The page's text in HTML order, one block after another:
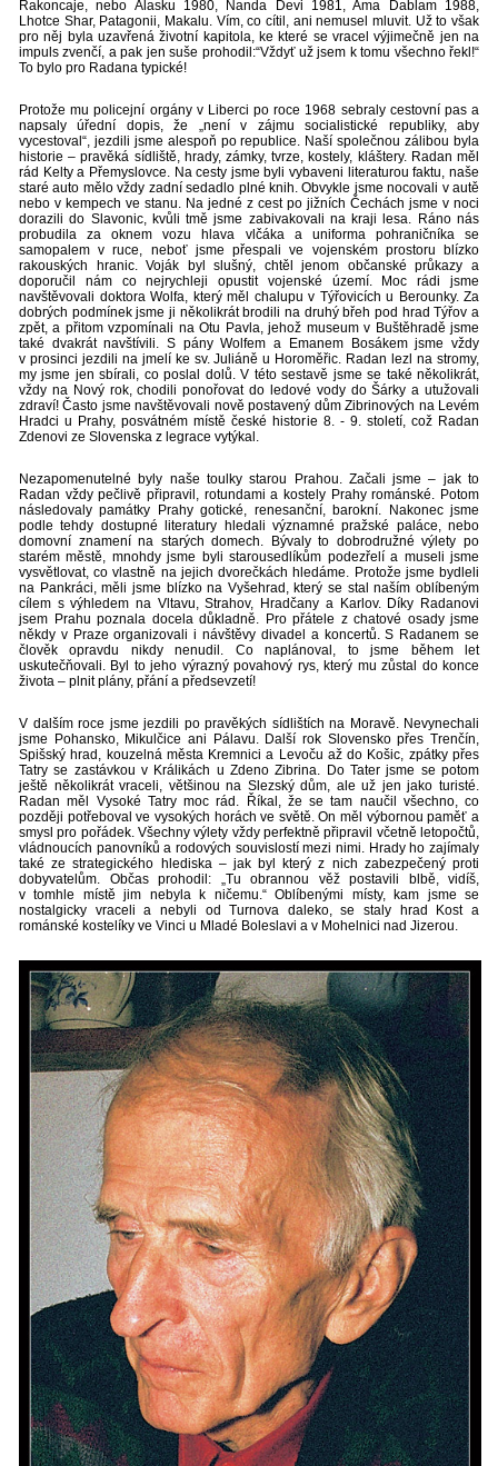
Rakoncaje, nebo Alasku 1980, Nanda Devi 1981, Ama Dablam 1988,
Lhotce Shar, Patagonii, Makalu. Vím, co cítil, ani nemusel mluvit. Už to však
pro něj byla uzavřená životní kapitola, ke které se vracel výjimečně jen na
impuls zvenčí, a pak jen suše prohodil:“Vždyť už jsem k tomu všechno řekl!“
To bylo pro Radana typické!
Protože mu policejní orgány v Liberci po roce 1968 sebraly cestovní pas a
napsaly úřední dopis, že „není v zájmu socialistické republiky, aby
vycestoval“, jezdili jsme alespoň po republice. Naší společnou zálibou byla
historie – pravěká sídliště, hrady, zámky, tvrze, kostely, kláštery. Radan měl
rád Kelty a Přemyslovce. Na cesty jsme byli vybaveni literaturou faktu, naše
staré auto mělo vždy zadní sedadlo plné knih. Obvykle jsme nocovali v autě
nebo v kempech ve stanu. Na jedné z cest po jižních Čechách jsme v noci
dorazili do Slavonic, kvůli tmě jsme zabivakovali na kraji lesa. Ráno nás
probudila za oknem vozu hlava vlčáka a uniforma pohraničníka se
samopalem v ruce, neboť jsme přespali ve vojenském prostoru blízko
rakouských hranic. Voják byl slušný, chtěl jenom občanské průkazy a
doporučil nám co nejrychleji opustit vojenské území. Moc rádi jsme
navštěvovali doktora Wolfa, který měl chalupu v Týřovicích u Berounky. Za
dobrých podmínek jsme ji několikrát brodili na druhý břeh pod hrad Týřov a
zpět, a přitom vzpomínali na Otu Pavla, jehož museum v Buštěhradě jsme
také dvakrát navštívili. S pány Wolfem a Emanem Bosákem jsme vždy
v prosinci jezdili na jmelí ke sv. Juliáně u Horoměřic. Radan lezl na stromy,
my jsme jen sbírali, co poslal dolů. V této sestavě jsme se také několikrát,
vždy na Nový rok, chodili ponořovat do ledové vody do Šárky a utužovali
zdraví! Často jsme navštěvovali nově postavený dům Zibrinových na Levém
Hradci u Prahy, posvátném místě české historie 8. - 9. století, což Radan
Zdenovi ze Slovenska z legrace vytýkal.
Nezapomenutelné byly naše toulky starou Prahou. Začali jsme – jak to
Radan vždy pečlivě připravil, rotundami a kostely Prahy románské. Potom
následovaly památky Prahy gotické, renesanční, barokní. Nakonec jsme
podle tehdy dostupné literatury hledali významné pražské paláce, nebo
domovní znamení na starých domech. Bývaly to dobrodružné výlety po
starém městě, mnohdy jsme byli starousedlíkům podezřelí a museli jsme
vysvětlovat, co vlastně na jejich dvorečkách hledáme. Protože jsme bydleli
na Pankráci, měli jsme blízko na Vyšehrad, který se stal naším oblíbeným
cílem s výhledem na Vltavu, Strahov, Hradčany a Karlov. Díky Radanovi
jsem Prahu poznala docela důkladně. Pro přátele z chatové osady jsme
někdy v Praze organizovali i návštěvy divadel a koncertů. S Radanem se
člověk opravdu nikdy nenudil. Co naplánoval, to jsme během let
uskutečňovali. Byl to jeho výrazný povahový rys, který mu zůstal do konce
života – plnit plány, přání a předsevzetí!
V dalším roce jsme jezdili po pravěkých sídlištích na Moravě. Nevynechali
jsme Pohansko, Mikulčice ani Pálavu. Další rok Slovensko přes Trenčín,
Spišský hrad, kouzelná města Kremnici a Levoču až do Košic, zpátky přes
Tatry se zastávkou v Králikách u Zdeno Zibrina. Do Tater jsme se potom
ještě několikrát vraceli, většinou na Slezský dům, ale už jen jako turisté.
Radan měl Vysoké Tatry moc rád. Říkal, že se tam naučil všechno, co
později potřeboval ve vysokých horách ve světě. On měl výbornou paměť a
smysl pro pořádek. Všechny výlety vždy perfektně připravil včetně letopočtů,
vládnoucích panovníků a rodových souvislostí mezi nimi. Hrady ho zajímaly
také ze strategického hlediska – jak byl který z nich zabezpečený proti
dobyvatelům. Občas prohodil: „Tu obrannou věž postavili blbě, vidíš,
v tomhle místě jim nebyla k ničemu.“ Oblíbenými místy, kam jsme se
nostalgicky vraceli a nebyli od Turnova daleko, se staly hrad Kost a
románské kostelíky ve Vinci u Mladé Boleslavi a v Mohelnici nad Jizerou.